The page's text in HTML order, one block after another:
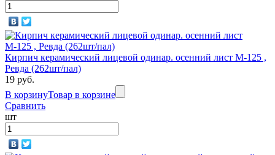
Кирпич керамический лицевой одинар. осенний лист М-125 ,
Ревда (262шт/пал)
19 руб.
В корзинуТовар в корзине
Сравнить
шт